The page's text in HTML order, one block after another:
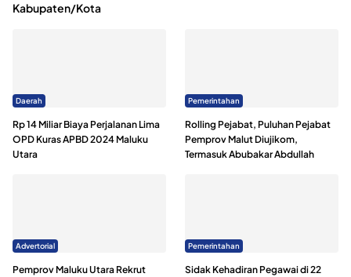
Kabupaten/Kota
Daerah
Rp 14 Miliar Biaya Perjalanan Lima
OPD Kuras APBD 2024 Maluku
Utara
Pemerintahan
Rolling Pejabat, Puluhan Pejabat
Pemprov Malut Diujikom,
Termasuk Abubakar Abdullah
Advertorial
Pemprov Maluku Utara Rekrut
Pemerintahan
Sidak Kehadiran Pegawai di 22